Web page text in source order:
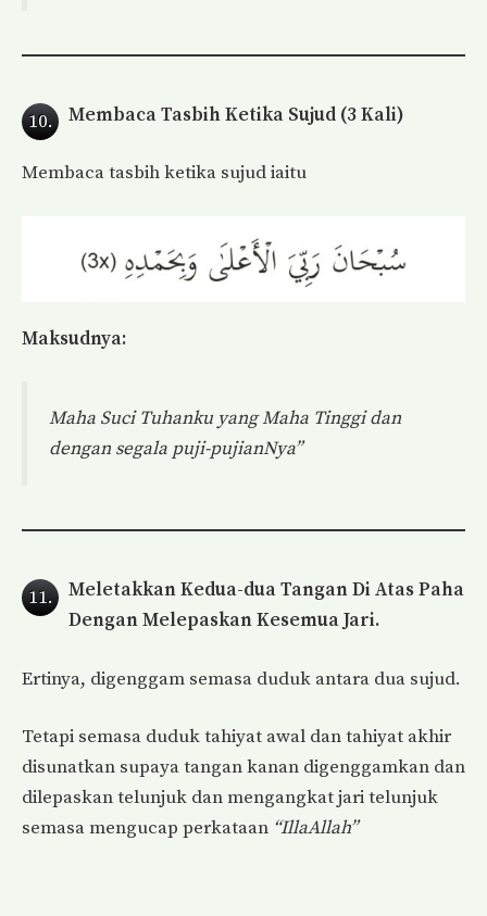
10. Membaca Tasbih Ketika Sujud (3 Kali)
Membaca tasbih ketika sujud iaitu
Maksudnya:
Maha Suci Tuhanku yang Maha Tinggi dan
dengan segala puji-pujianNya”
11.
Meletakkan Kedua-dua Tangan Di Atas Paha
Dengan Melepaskan Kesemua Jari.
Ertinya, digenggam semasa duduk antara dua sujud.
Tetapi semasa duduk tahiyat awal dan tahiyat akhir
disunatkan supaya tangan kanan digenggamkan dan
dilepaskan telunjuk dan mengangkat jari telunjuk
semasa mengucap perkataan “IllaAllah”